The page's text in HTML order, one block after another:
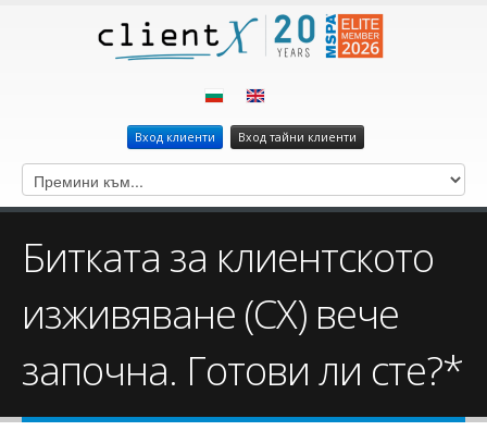
Вход клиенти Вход тайни клиенти
Битката за клиентското
изживяване (СХ) вече
започна. Готови ли сте?*